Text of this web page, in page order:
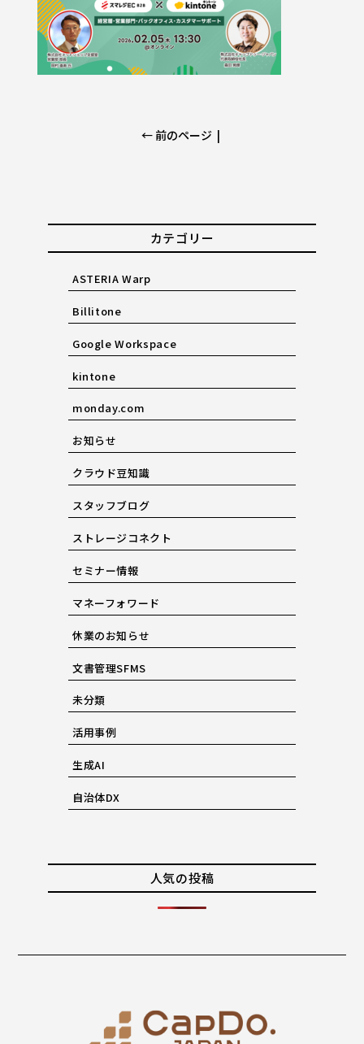
← 前のページ |
カテゴリー
ASTERIA Warp
Billitone
Google Workspace
kintone
monday.com
お知らせ
クラウド豆知識
スタッフブログ
ストレージコネクト
セミナー情報
マネーフォワード
休業のお知らせ
文書管理SFMS
未分類
活用事例
生成AI
自治体DX
人気の投稿